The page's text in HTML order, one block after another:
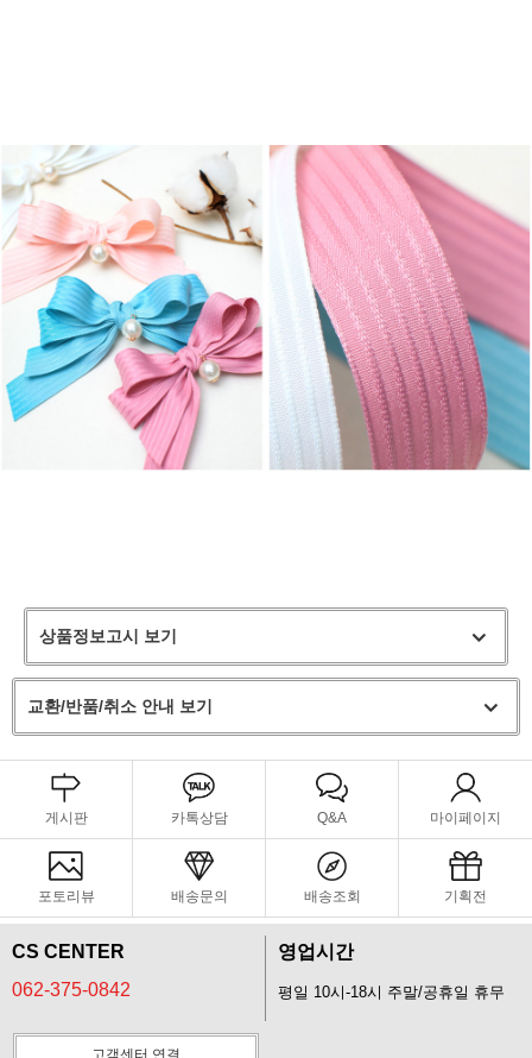
상품정보고시 보기
교환/반품/취소 안내 보기
게시판 카톡상담 Q&A 마이페이지
포토리뷰 배송문의 배송조회 기획전
CS CENTER
062-375-0842
영업시간
평일 10시-18시 주말/공휴일 휴무
고객센터 연결